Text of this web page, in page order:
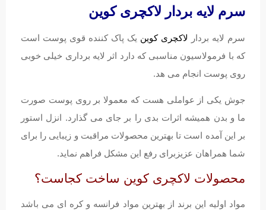
سرم لایه بردار لاکچری کوین
سرم لایه بردار لاکچری کوین یک پاک کننده قوی پوست است
که با فرمولاسیون مناسبی که دارد اثر لایه برداری خیلی خوبی
روی پوست انجام می هد.
جوش یکی از عواملی هست که معمولا بر روی پوست صورت
ما و بدن همیشه اثرات بدی را بر جای می گذارد. انزل استور
بر این آمده است تا بهترین محصولات مراقبت و زیبایی را برای
شما همراهان عزیزبرای رفع این مشکل فراهم نماید.
محصولات لاکچری کوین ساخت کجاست؟
مواد اولیه این برند از بهترین مواد فرانسه و کره ای می باشد